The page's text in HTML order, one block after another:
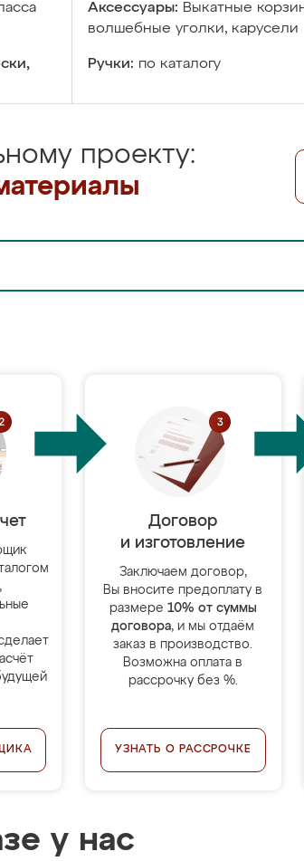
Аксессуары: Выкатные
волшебные уголки, карусели
Ручки: по каталогу
проекту:
Договор
и изготовление
Заключаем договор,
Вы вносите предоплату в
размере 10% от суммы
договора, и мы отдаём
заказ в производство.
Возможна оплата в
рассрочку без %.
УЗНАТЬ О РАССРОЧКЕ
у нас